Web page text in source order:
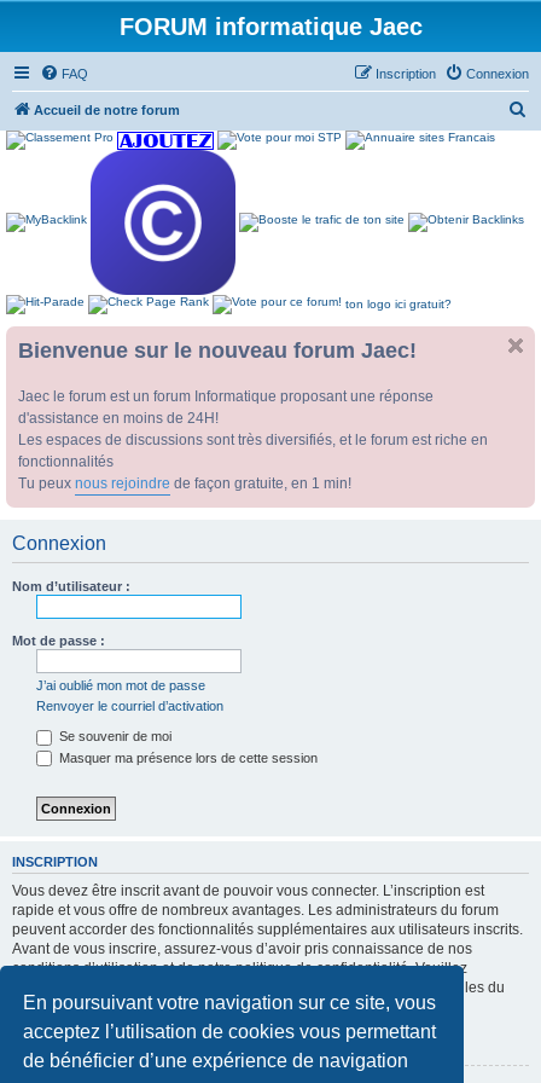
En poursuivant votre navigation sur ce site, vous
acceptez l’utilisation de cookies vous permettant
de bénéficier d’une expérience de navigation
FORUM informatique Jaec
FAQ Connexion
Inscription
Accueil de notre forum
ton logo ici gratuit?
Bienvenue sur le nouveau forum Jaec!
Jaec le forum est un forum Informatique proposant une réponse
d'assistance en moins de 24H!
Les espaces de discussions sont très diversifiés, et le forum est riche en
fonctionnalités
Tu peux nous rejoindre de façon gratuite, en 1 min!
Connexion
Nom d’utilisateur :
Mot de passe :
J’ai oublié mon mot de passe
Renvoyer le courriel d’activation
Se souvenir de moi
Masquer ma présence lors de cette session
INSCRIPTION
Vous devez être inscrit avant de pouvoir vous connecter. L’inscription est
rapide et vous offre de nombreux avantages. Les administrateurs du forum
peuvent accorder des fonctionnalités supplémentaires aux utilisateurs inscrits.
Avant de vous inscrire, assurez-vous d’avoir pris connaissance de nos
conditions d’utilisation et de notre politique de confidentialité. Veuillez
également prendre le temps de consulter attentivement toutes les règles du
forum lors de votre navigation.
Conditions d’utilisation|Politique de confidentialité